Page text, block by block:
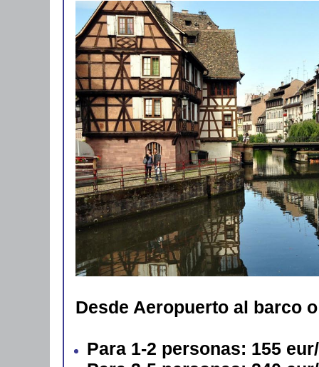
Desde Aeropuerto al barco
Para 1-2 personas: 155